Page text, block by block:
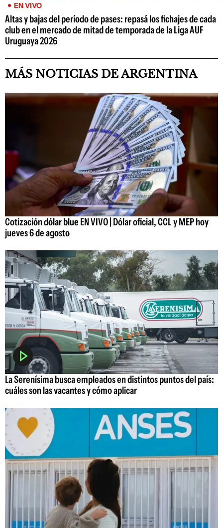
EN VIVO
Altas y bajas del período de pases: repasá los fichajes de cada
club en el mercado de mitad de temporada de la Liga AUF
Uruguaya 2026
MÁS NOTICIAS DE ARGENTINA
Cotización dólar blue EN VIVO | Dólar oficial, CCL y MEP hoy
jueves 6 de agosto
La Serenísima busca empleados en distintos puntos del país:
cuáles son las vacantes y cómo aplicar